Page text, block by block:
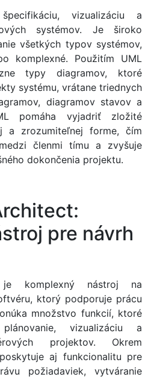
vizualizáciu a
systémov. Je široko
všetkých typov systémov,
komplexné. Použitím UML
typy diagramov, ktoré
systému, vrátane triednych
diagramov stavov a
pomáha vyjadriť zložité
a zrozumiteľnej forme, čím
členmi tímu a zvyšuje
dokončenia projektu.
pre návrh
je komplexný nástroj na
ktorý podporuje prácu
množstvo funkcií, ktoré
vizualizáciu a
projektov. Okrem
aj funkcionalitu pre
požiadaviek, vytváranie